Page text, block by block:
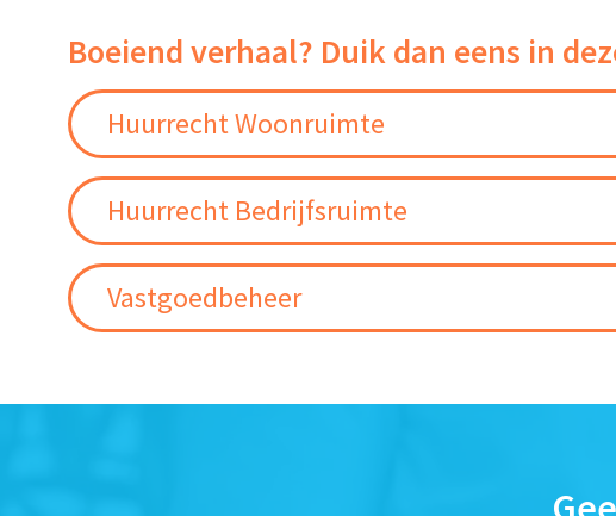
Boeiend verhaal? Duik dan eens in
Huurrecht Woonruimte
Huurrecht Bedrijfsruimte
Vastgoedbeheer